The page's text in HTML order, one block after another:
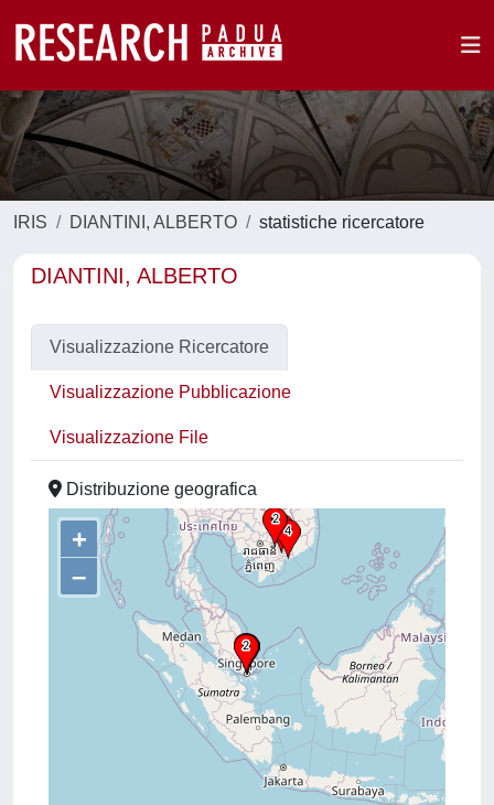
IRIS DIANTINI, ALBERTO statistiche ricercatore
DIANTINI, ALBERTO
Visualizzazione Ricercatore
Visualizzazione Pubblicazione
Visualizzazione File
Distribuzione geografica
+
–